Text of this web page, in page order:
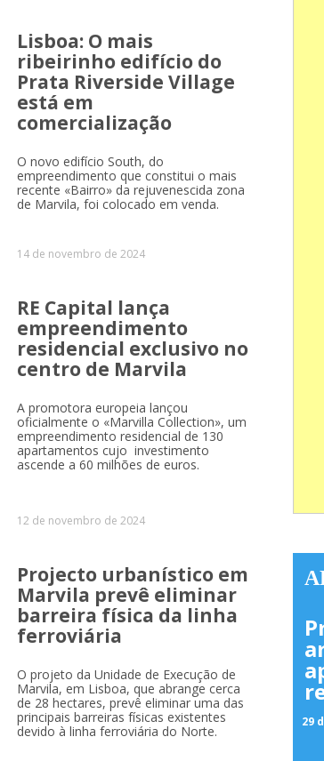
Lisboa: O mais
ribeirinho edifício do
Prata Riverside Village
está em
comercialização
O novo edifício South, do
empreendimento que constitui o mais
recente «Bairro» da rejuvenescida zona
de Marvila, foi colocado em venda.
14 de novembro de 2024
RE Capital lança
empreendimento
residencial exclusivo no
centro de Marvila
A promotora europeia lançou
oficialmente o «Marvilla Collection», um
empreendimento residencial de 130
apartamentos cujo investimento
ascende a 60 milhões de euros.
12 de novembro de 2024
Projecto urbanístico em
Marvila prevê eliminar
barreira física da linha
ferroviária
O projeto da Unidade de Execução de
Marvila, em Lisboa, que abrange cerca
de 28 hectares, prevê eliminar uma das
principais barreiras físicas existentes
devido à linha ferroviária do Norte.
29